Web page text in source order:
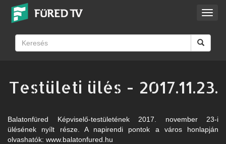
Testületi ülés - 2017.11.23.
Balatonfüred Képviselő-testületének 2017. november 23-i
ülésének nyílt része. A napirendi pontok a város honlapján
olvashatók: www.balatonfured.hu